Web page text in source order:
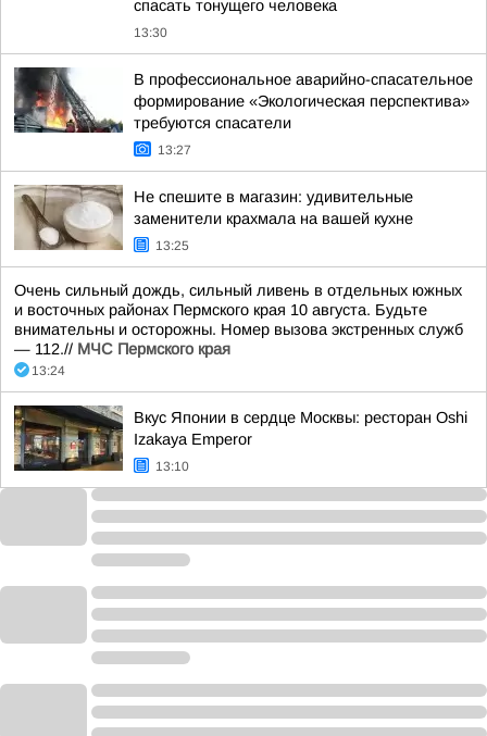
спасать тонущего человека
13:30
В профессиональное аварийно-спасательное
формирование «Экологическая перспектива»
требуются спасатели
13:27
Не спешите в магазин: удивительные
заменители крахмала на вашей кухне
13:25
Очень сильный дождь, сильный ливень в отдельных южных
и восточных районах Пермского края 10 августа. Будьте
внимательны и осторожны. Номер вызова экстренных служб
— 112.// МЧС Пермского края
13:24
Вкус Японии в сердце Москвы: ресторан Oshi
Izakaya Emperor
13:10